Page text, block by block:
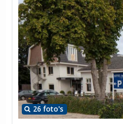
26 foto's